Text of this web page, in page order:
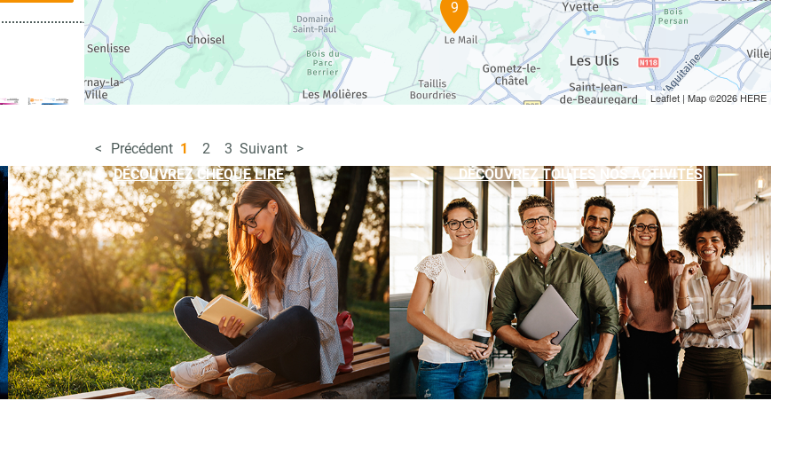
9
Leaflet | Map ©2026 HERE
Précédent 1 2 3 Suivant
DÉCOUVREZ CHÈQUE LIRE DÉCOUVREZ TOUTES NOS ACTIVITÉS